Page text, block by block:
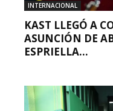
INTERNACIONAL
KAST LLEGÓ A
ASUNCIÓN DE
ESPRIELLA...